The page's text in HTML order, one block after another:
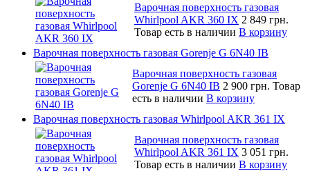
Варочная поверхность газовая
Whirlpool AKR 360 IX 2 849 грн.
Товар есть в наличии В корзину
Варочная поверхность газовая Gorenje G 6N40 IB
Варочная поверхность газовая
Gorenje G 6N40 IB 2 900 грн. Товар
есть в наличии В корзину
Варочная поверхность газовая Whirlpool AKR 361 IX
Варочная поверхность газовая
Whirlpool AKR 361 IX 3 051 грн.
Товар есть в наличии В корзину